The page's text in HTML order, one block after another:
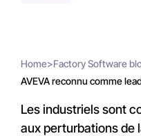
Home>Factory Software
AVEVA reconnu comme
Les industriels sont
aux perturbations de